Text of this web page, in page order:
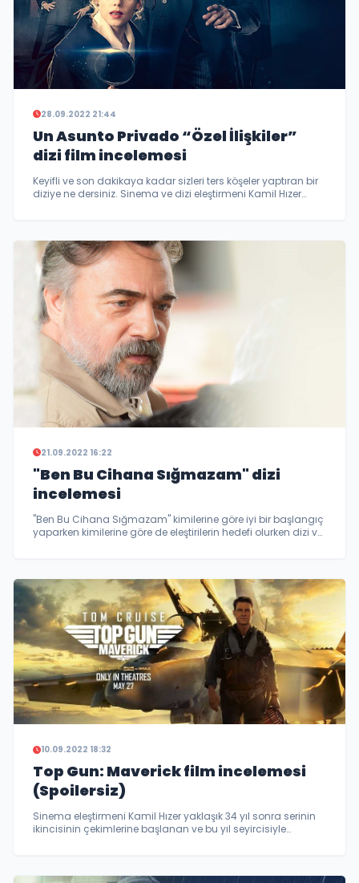
28.09.2022 21:44
Un Asunto Privado “Özel İlişkiler”
dizi film incelemesi
Keyifli ve son dakikaya kadar sizleri ters köşeler yaptıran bir
diziye ne dersiniz. Sinema ve dizi eleştirmeni Kamil Hızer
21.09.2022 16:22
"Ben Bu Cihana Sığmazam" dizi
incelemesi
"Ben Bu Cihana Sığmazam" kimilerine göre iyi bir başlangıç
yaparken kimilerine göre de eleştirilerin hedefi olurken dizi ve
10.09.2022 18:32
Top Gun: Maverick film incelemesi
(Spoilersiz)
Sinema eleştirmeni Kamil Hızer yaklaşık 34 yıl sonra serinin
ikincisinin çekimlerine başlanan ve bu yıl seyircisiyle